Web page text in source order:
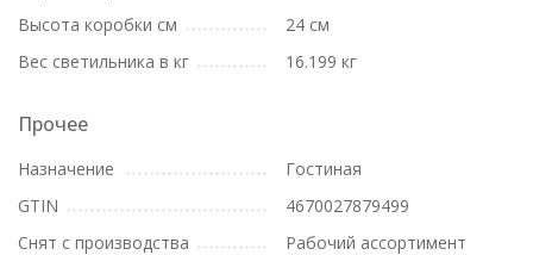
Высота коробки см
24 см
Вес светильника в кг
16.199 кг
Прочее
Назначение
Гостиная
GTIN
4670027879499
Снят с производства
Рабочий ассортимент